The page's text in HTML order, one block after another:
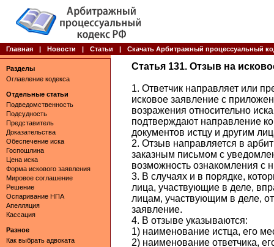
Главная | Новости | Статьи | Скачать Арбитражный процессуальный
Разделы
Оглавление кодекса
Отдельные статьи
Подведомственность
Подсудность
Представитель
Доказательства
Обеспечение иска
Госпошлина
Цена иска
Форма искового заявления
Мировое соглашение
Решение
Оспаривание НПА
Апелляция
Кассация
Разное
Как выбрать адвоката
Статья 131. Отзыв на
1. Ответчик направляет или
исковое заявление с
возражения относительно
подтверждают направление
документов истцу и другим
2. Отзыв направляется в
заказным письмом с
возможность ознакомления с
3. В случаях и в порядке,
лица, участвующие в деле,
лицам, участвующим в деле,
заявление.
4. В отзыве указываются:
1) наименование истца, его
2) наименование ответчика,